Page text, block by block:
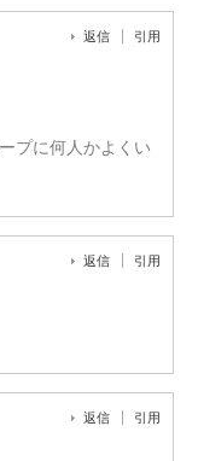
返信 引用
プに何人かよくい
返信 引用
返信 引用